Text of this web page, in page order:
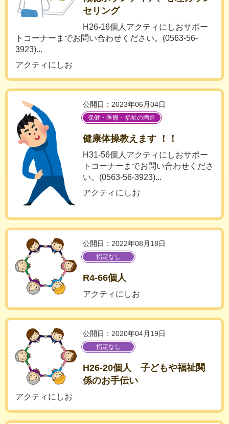
セリング
H26-16個人アクティにしおサポー
トコーナーまでお問い合わせください。(0563-56-
3923)...
アクティにしお
公開日：2023年06月04日
保健・医療・福祉の増進
健康体操教えます ！！
H31-56個人アクティにしおサポー
トコーナーまでお問い合わせくださ
い。(0563-56-3923)...
アクティにしお
公開日：2022年08月18日
指定なし
R4-66個人
アクティにしお
公開日：2020年04月19日
指定なし
H26-20個人 子どもや福祉関
係のお手伝い
アクティにしお